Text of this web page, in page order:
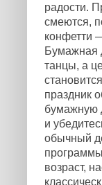
радости.
смеются,
конфетти
Бумажная
танцы, а
праздник
бумажную
и
обычный
возраст,